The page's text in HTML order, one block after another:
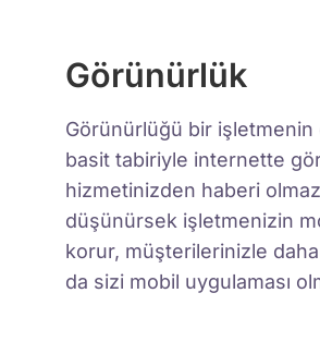
Görünürlük
Görünürlüğü bir işletmenin
basit tabiriyle internette
hizmetinizden haberi
düşünürsek işletmenizin
korur, müşterilerinizle
da sizi mobil uygulaması